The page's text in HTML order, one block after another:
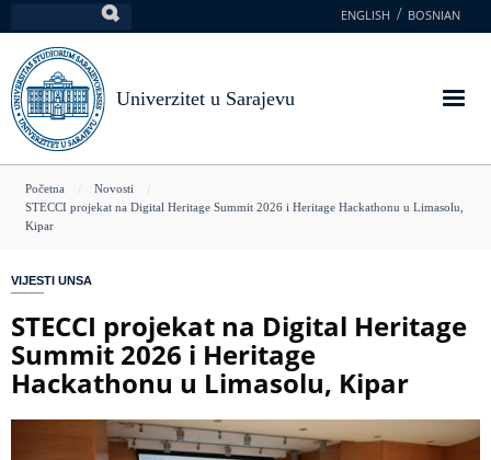
na
glavni
sadržaj
ENGLISH BOSNIAN
Univerzitet u Sarajevu
You
are
Početna
Novosti
STECCI projekat na Digital Heritage Summit 2026 i Heritage Hackathonu u Limasolu,
Kipar
VIJESTI UNSA
STECCI projekat na Digital Heritage
Summit 2026 i Heritage
Hackathonu u Limasolu, Kipar